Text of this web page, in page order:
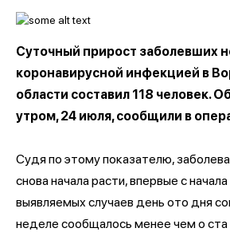
Суточный прирост заболевших
коронавирусной инфекцией в
области составил 118 человек.
утром, 24 июля, сообщили в
Судя по этому показателю,
снова начала расти, впервые с
выявляемых случаев день ото дня
неделе сообщалось менее чем о ста